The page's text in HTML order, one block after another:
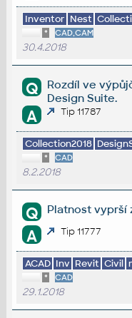
Inventor Nest
* CAD,CAM
30.4.2018
Q
Rozdíl ve
Design Suite.
A Tip 11787
Collection2018
* CAD
8.2.2018
Q Platnost vyprší
A Tip 11777
ACAD Inv Revit Civil
* CAD
29.1.2018